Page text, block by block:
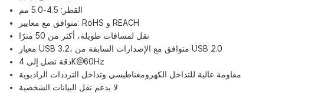
القطر: 4.5-5.0 مم
متوافق مع معايير: RoHS و REACH
نقل لمسافات طويلة، أكثر من 50 مترًا
معيار USB 3.2، متوافق مع الإصدارات السابقة من USB 2.0
دقة تصل إلى 4K@60Hz
مقاومة عالية للتداخل الكهرومغناطيسي وتداخل الترددات الراديوية
لا يدعم نقل البيانات الشخصية